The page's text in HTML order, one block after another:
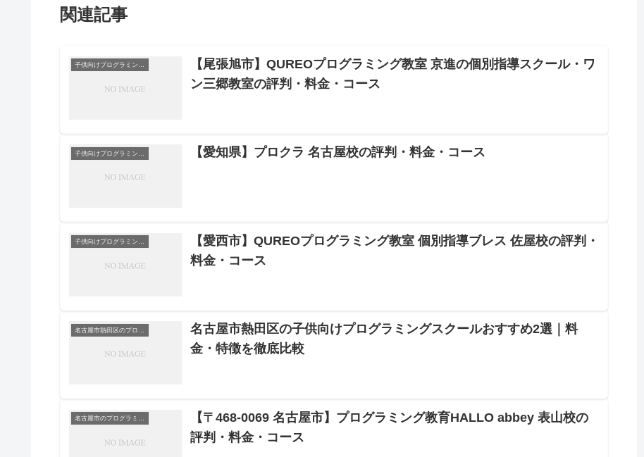
関連記事
子供向けプログラミングスクール
【尾張旭市】QUREOプログラミング教室 京進の個別指導スクール・ワ
ン三郷教室の評判・料金・コース
【愛知県】プロクラ 名古屋校の評判・料金・コース
子供向けプログラミングスクール
【愛西市】QUREOプログラミング教室 個別指導ブレス 佐屋校の評判・
料金・コース
名古屋市熱田区の子供向けプログラミングスクールおすすめ2選｜料
金・特徴を徹底比較
名古屋市のプログラミングスクール
【〒468-0069 名古屋市】プログラミング教育HALLO abbey 表山校の
評判・料金・コース